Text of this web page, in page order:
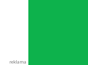
reklama